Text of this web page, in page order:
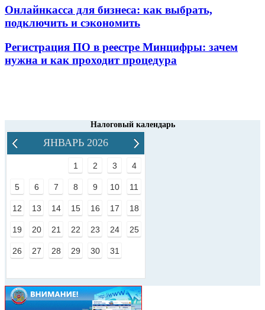
Онлайнкасса для бизнеса: как выбрать,
подключить и сэкономить
Регистрация ПО в реестре Минцифры: зачем
нужна и как проходит процедура
Налоговый календарь
ЯНВАРЬ 2026
1 2 3 4
5 6 7 8 9 10 11
12 13 14 15 16 17 18
19 20 21 22 23 24 25
26 27 28 29 30 31